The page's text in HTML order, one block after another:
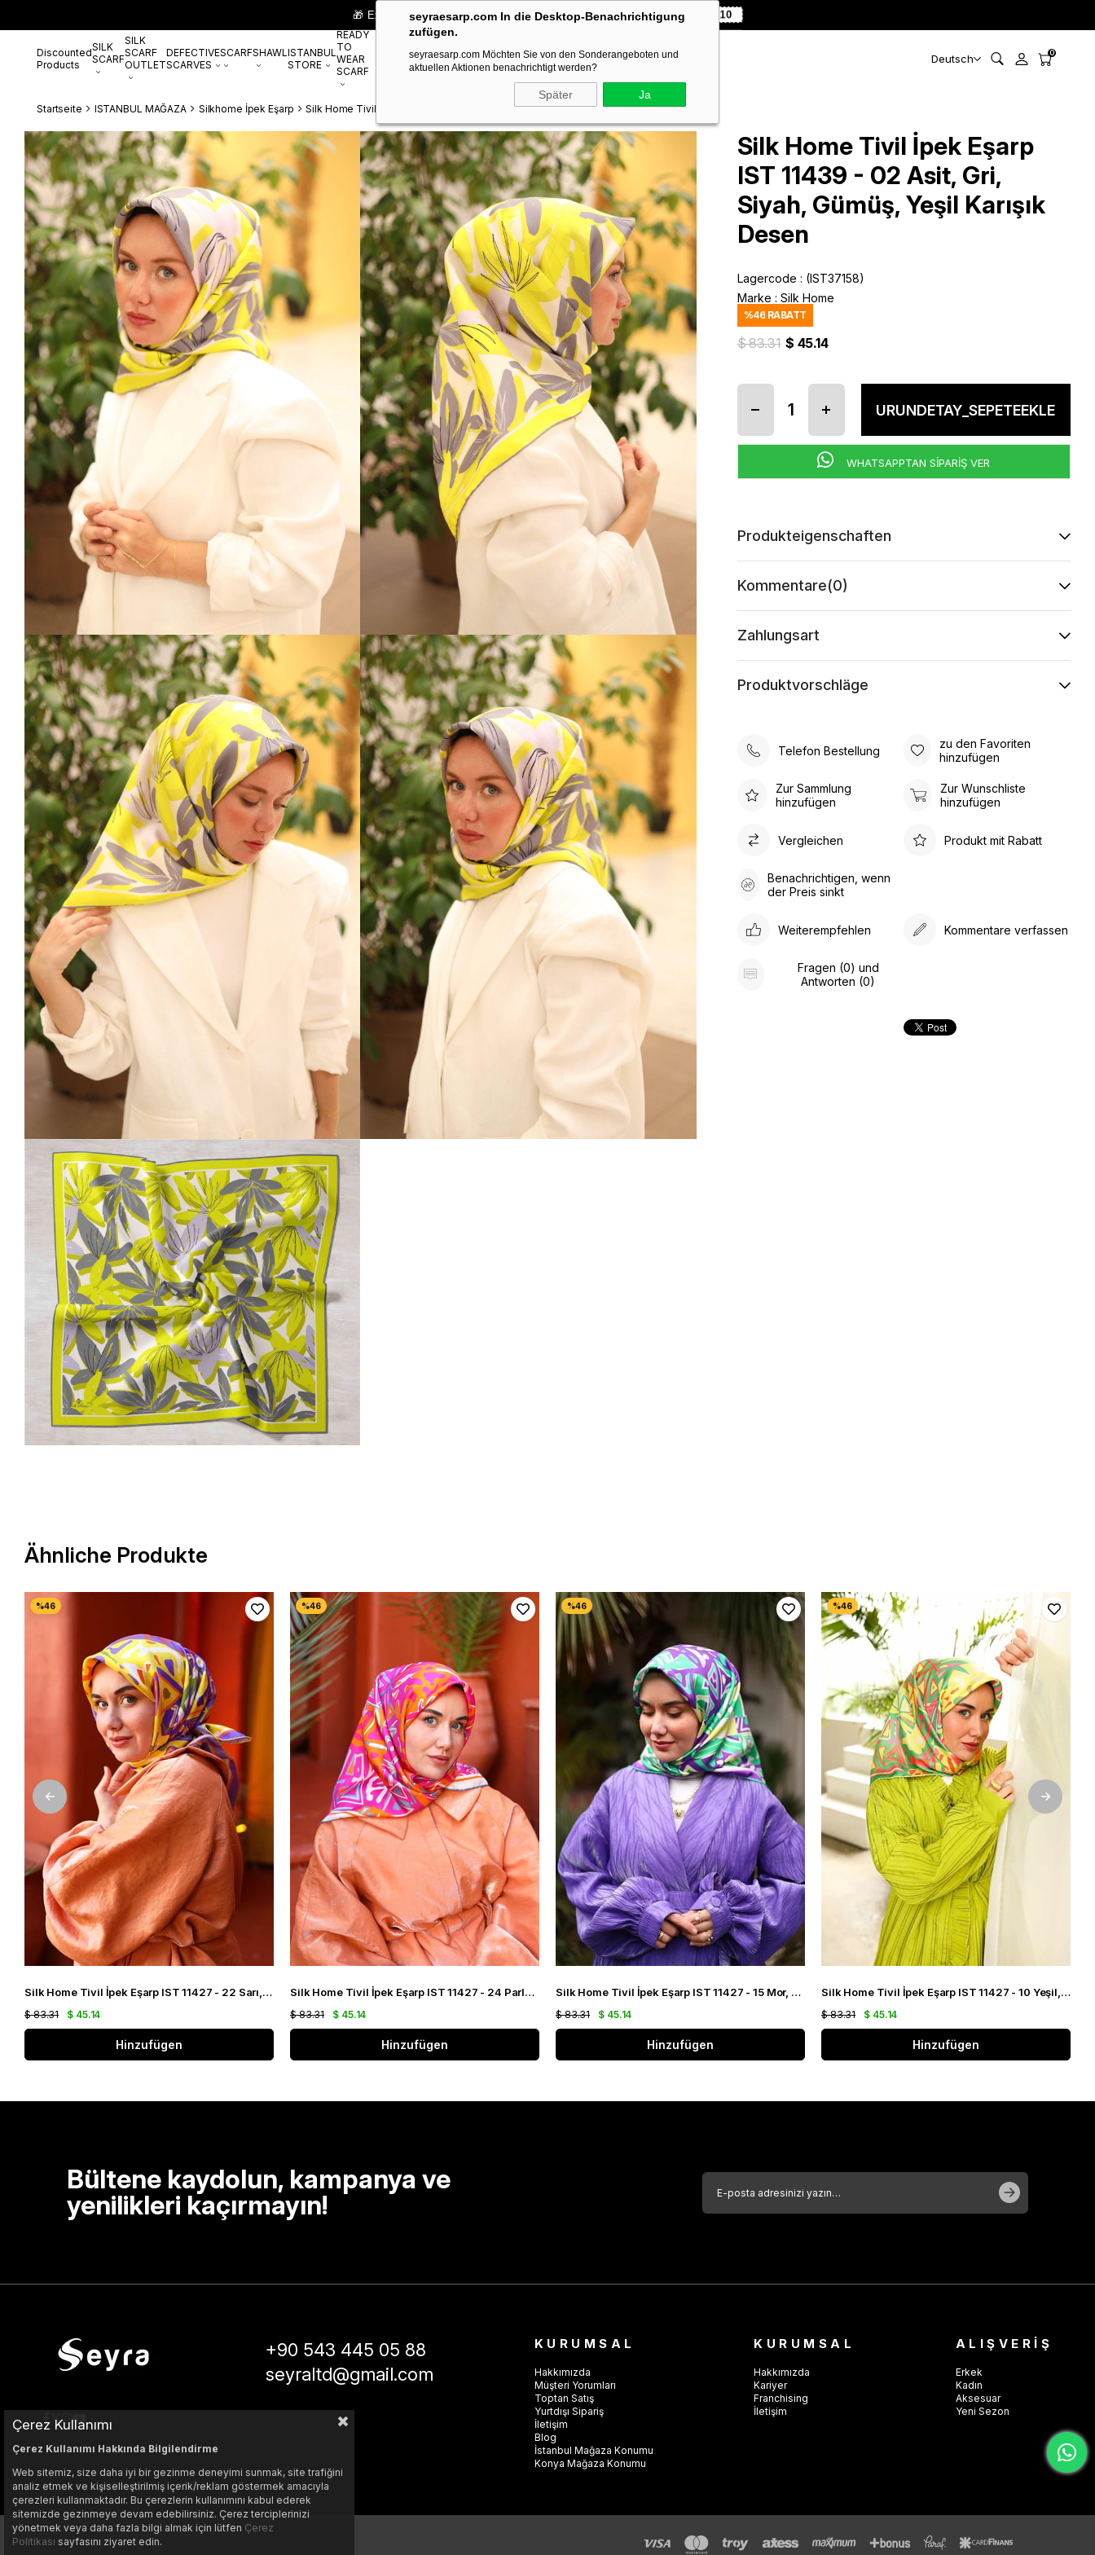
seyraesarp.com In die Desktop-Benachrichtigung
zufügen.
seyraesarp.com Möchten Sie von den Sonderangeboten und
aktuellen Aktionen benachrichtigt werden?
Später Ja
🎁 Exklusiv **10% RABATT** auf Ihre erste Bestellung! CODE:SEYRA10
Discounted
Products
SILK
SCARF
SILK
SCARF
OUTLET
DEFECTIVE
SCARVES
SCARFSHAWLISTANBUL
STORE
READY
TO
WEAR
SCARF
ACCESSORYBRANDS Deutsch 0
Startseite ISTANBUL MAĞAZA Silkhome İpek Eşarp Silk Home Tivil İpek Eşarp IST 11439 - 02 Asit, Gri, Siyah, Gümüş, Yeşil Karışık Desen
Silk Home Tivil İpek Eşarp
IST 11439 - 02 Asit, Gri,
Siyah, Gümüş, Yeşil Karışık
Desen
Lagercode
(IST37158)
Marke : Silk Home
%46 RABATT
$ 83.31 $ 45.14
WHATSAPPTAN SİPARİŞ VER
Produkteigenschaften
Kommentare(0)
Zahlungsart
Produktvorschläge
Telefon Bestellung
zu den Favoriten
hinzufügen
Zur Sammlung
hinzufügen
Zur Wunschliste
hinzufügen
Vergleichen Produkt mit Rabatt
Benachrichtigen, wenn
der Preis sinkt
Weiterempfehlen Kommentare verfassen
Fragen (0) und
Antworten (0)
Ähnliche Produkte
Silk Home Tivil İpek Eşarp IST 11427 - 22 Sarı, Mor, Turuncu, Yeşil
$ 45.14
$ 83.31
Hinzufügen
Silk Home Tivil İpek Eşarp IST 11427 - 24 Parlak Turuncu, Fuşya, Çelik Mavi,
$ 45.14
$ 83.31
Hinzufügen
Silk Home Tivil İpek Eşarp IST 11427 - 15 Mor, Pembe, Yeşil, Sarı
$ 45.14
$ 83.31
Hinzufügen
Silk Home Tivil İpek Eşarp IST 11427 - 10 Yeşil, Pembe, Somon, Yavruağzı, Sarı
$ 45.14
$ 83.31
Hinzufügen
Bültene kaydolun, kampanya ve
yenilikleri kaçırmayın!
+90 543 445 05 88
seyraltd@gmail.com
KURUMSAL
Hakkımızda
Müşteri Yorumları
Toptan Satış
Yurtdışı Sipariş
İletişim
Blog
İstanbul Mağaza Konumu
Konya Mağaza Konumu
KURUMSAL
Hakkımızda
Kariyer
Franchising
İletişim
ALIŞVERİŞ
Erkek
Kadın
Aksesuar
Yeni Sezon
Çerez Kullanımı
Çerez Kullanımı Hakkında Bilgilendirme
Web sitemiz, size daha iyi bir gezinme deneyimi sunmak, site trafiğini
analiz etmek ve kişiselleştirilmiş içerik/reklam göstermek amacıyla
çerezleri kullanmaktadır. Bu çerezlerin kullanımını kabul ederek
sitemizde gezinmeye devam edebilirsiniz. Çerez terciplerinizi
yönetmek veya daha fazla bilgi almak için lütfen Çerez
Politikası sayfasını ziyaret edin.